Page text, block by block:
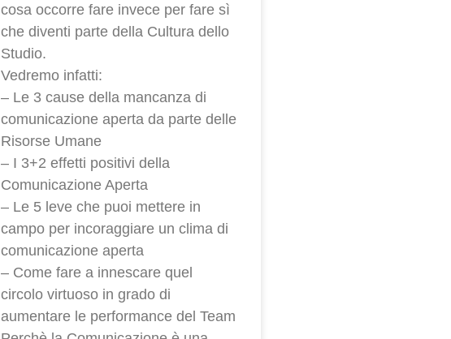
cosa occorre fare invece per fare sì
che diventi parte della Cultura dello
Studio.
Vedremo infatti:
– Le 3 cause della mancanza di
comunicazione aperta da parte delle
Risorse Umane
– I 3+2 effetti positivi della
Comunicazione Aperta
– Le 5 leve che puoi mettere in
campo per incoraggiare un clima di
comunicazione aperta
– Come fare a innescare quel
circolo virtuoso in grado di
aumentare le performance del Team